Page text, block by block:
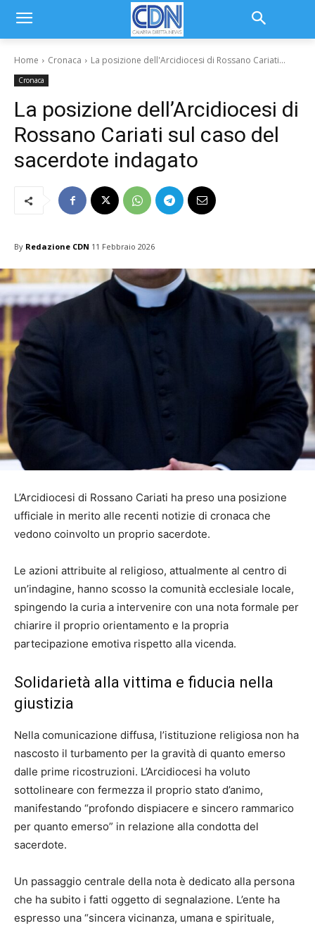
Home Cronaca La posizione dell'Arcidiocesi di Rossano Cariati...
Cronaca
La posizione dell’Arcidiocesi di
Rossano Cariati sul caso del
sacerdote indagato
By Redazione CDN 11 Febbraio 2026
L’Arcidiocesi di Rossano Cariati ha preso una posizione
ufficiale in merito alle recenti notizie di cronaca che
vedono coinvolto un proprio sacerdote.
Le azioni attribuite al religioso, attualmente al centro di
un’indagine, hanno scosso la comunità ecclesiale locale,
spingendo la curia a intervenire con una nota formale per
chiarire il proprio orientamento e la propria
partecipazione emotiva rispetto alla vicenda.
Solidarietà alla vittima e fiducia nella
giustizia
Nella comunicazione diffusa, l’istituzione religiosa non ha
nascosto il turbamento per la gravità di quanto emerso
dalle prime ricostruzioni. L’Arcidiocesi ha voluto
sottolineare con fermezza il proprio stato d’animo,
manifestando “profondo dispiacere e sincero rammarico
per quanto emerso” in relazione alla condotta del
sacerdote.
Un passaggio centrale della nota è dedicato alla persona
che ha subito i fatti oggetto di segnalazione. L’ente ha
espresso una “sincera vicinanza, umana e spirituale,